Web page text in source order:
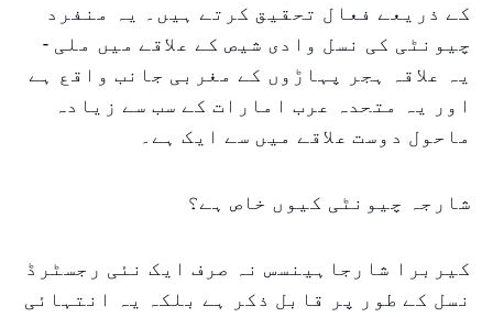
کے ذریعے فعال تحقیق کرتے ہیں۔ یہ منفرد
چیونٹی کی نسل وادی شیص کے علاقے میں ملی -
یہ علاقہ ہجر پہاڑوں کے مغربی جانب واقع ہے
اور یہ متحدہ عرب امارات کے سب سے زیادہ
ماحول دوست علاقے میں سے ایک ہے۔
شارجہ چیونٹی کیوں خاص ہے؟
کیربرا شارجاہینسس نہ صرف ایک نئی رجسٹرڈ
نسل کے طور پر قابل ذکر ہے بلکہ یہ انتہائی